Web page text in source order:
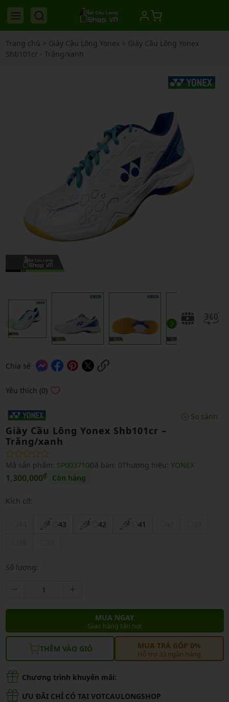
Trang chủ > Giày Cầu Lông Yonex> Giày Cầu Lông Yonex
Shb101cr - Trắng/xanh
Chia sẻ
Yêu thích (0)
So sánh
Giày Cầu Lông Yonex Shb101cr –
Trắng/xanh
Mã sản phẩm: SP003710Đã bán: 0Thương hiệu: YONEX
1,300,000₫ Còn hàng
Kích cỡ:
43 42 41
Số lượng:
MUA NGAY
Giao hàng tận nơi
THÊM VÀO GIỎ MUA TRẢ GÓP 0%
Hỗ trợ 33 ngân hàng
Chương trình khuyến mãi:
ƯU ĐÃI CHỈ CÓ TẠI VOTCAULONGSHOP